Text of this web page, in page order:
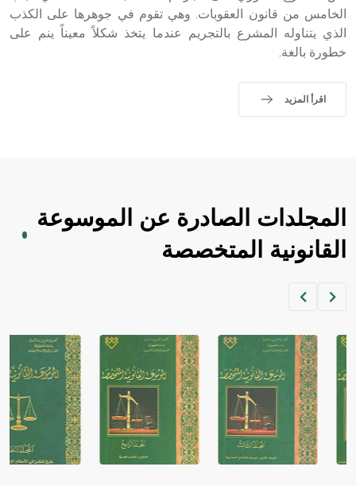
الخامس من قانون العقوبات. وهي تقوم في جوهرها على الكذب
الذي يتناوله المشرع بالتجريم عندما يتخذ شكلاً معيناً ينم على
خطورة بالغة.
اقرأ المزيد
المجلدات الصادرة عن الموسوعة
القانونية المتخصصة